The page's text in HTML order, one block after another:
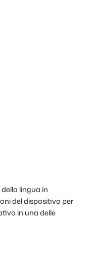
lingua in
del dispositivo per
in una delle